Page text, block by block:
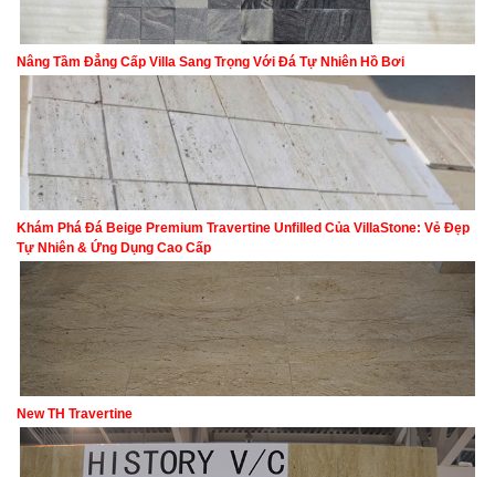
Nâng Tầm Đẳng Cấp Villa Sang Trọng Với Đá Tự Nhiên Hồ Bơi
Khám Phá Đá Beige Premium Travertine Unfilled Của VillaStone: Vẻ Đẹp
Tự Nhiên & Ứng Dụng Cao Cấp
New TH Travertine